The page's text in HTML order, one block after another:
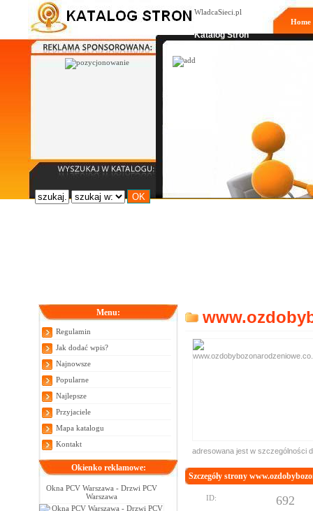
WladcaSieci.pl
Katalog Stron
Home
Menu:
Regulamin
Jak dodać wpis?
Najnowsze
Popularne
Najlepsze
Przyjaciele
Mapa katalogu
Kontakt
Okienko reklamowe:
Okna PCV Warszawa - Drzwi PCV
Warszawa
adresowana jest w szczególności
Szczegóły strony
ID: 692